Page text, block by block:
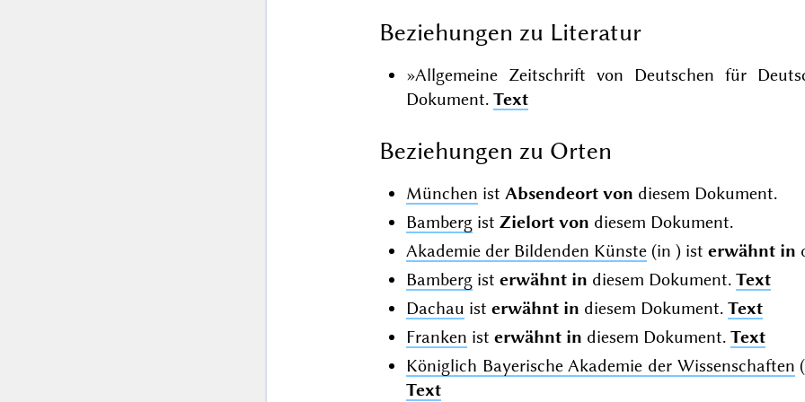
Beziehungen zu Literatur
»Allgemeine Zeitschrift von Deutschen für
Dokument. Text
Beziehungen zu Orten
München ist Absendeort von diesem Dokument.
Bamberg ist Zielort von diesem Dokument.
Akademie der Bildenden Künste(in ) ist erwähnt in
Bamberg ist erwähnt in diesem Dokument. Text
Dachau ist erwähnt in diesem Dokument. Text
Franken ist erwähnt in diesem Dokument. Text
Königlich Bayerische Akademie der Wissenschaften
Text